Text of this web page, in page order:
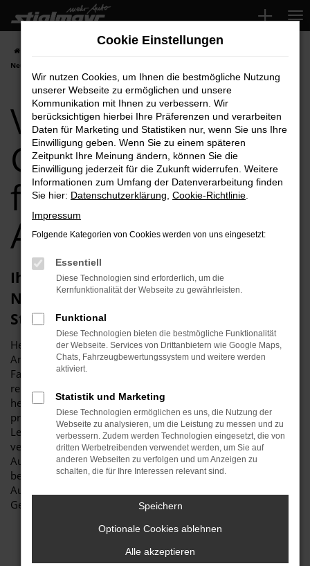
Zum
Hauptinhalt
springen
Neuburg Top-Angebote
VW ID.4
Gebrauchtwagen
für Neuburg Top-
Angebote
Ihren VW ID.4 Gebrauchtwagen für
Neuburg erhalten Sie im Autohaus
Stiglmayr
Herzlich willkommen bei Autohaus Stiglmayr – Ihre erste
Anlaufstelle für exzellente VW ID.4 Gebrauchtwagen
Fahrzeuge für Neuburg und Umgebung! Unser
renommiertes Autohaus ist stolz darauf, Ihnen eine
herausragende Auswahl an VW ID.4 Gebrauchtwagen zu
präsentieren, die höchste Standards in Sachen Qualität und
Leistung erfüllen. Wir sind seit Jahren Ihr
vertrauenswürdiger Partner, wenn es um erstklassige
Automobile geht. Erfahren Sie mehr über unsere
beeindruckende VW ID.4 Gebrauchtwagen Flotte und warum
Autohaus Stiglmayr die bevorzugte Adresse für VW ID.4
Gebrauchtwagen Liebhaber ist.
Cookie Einstellungen
Wir nutzen Cookies, um Ihnen die bestmögliche Nutzung
unserer Webseite zu ermöglichen und unsere
Kommunikation mit Ihnen zu verbessern. Wir
berücksichtigen hierbei Ihre Präferenzen und verarbeiten
Daten für Marketing und Statistiken nur, wenn Sie uns Ihre
Einwilligung geben. Wenn Sie zu einem späteren
Zeitpunkt Ihre Meinung ändern, können Sie die
Einwilligung jederzeit für die Zukunft widerrufen. Weitere
Informationen zum Umfang der Datenverarbeitung finden
Sie hier: Datenschutzerklärung Cookie-Richtlinie
Impressum
Folgende Kategorien von Cookies werden von uns eingesetzt:
Essentiell
Diese Technologien sind erforderlich, um die
Kernfunktionalität der Webseite zu gewährleisten.
Funktional
Diese Technologien bieten die bestmögliche Funktionalität
der Webseite. Services von Drittanbietern wie Google Maps,
Chats, Fahrzeugbewertungssystem und weitere werden
aktiviert.
Statistik und Marketing
Diese Technologien ermöglichen es uns, die Nutzung der
Webseite zu analysieren, um die Leistung zu messen und zu
verbessern. Zudem werden Technologien eingesetzt, die von
dritten Werbetreibenden verwendet werden, um Sie auf
anderen Webseiten zu verfolgen und um Anzeigen zu
schalten, die für Ihre Interessen relevant sind.
Speichern
Optionale Cookies ablehnen
Alle akzeptieren